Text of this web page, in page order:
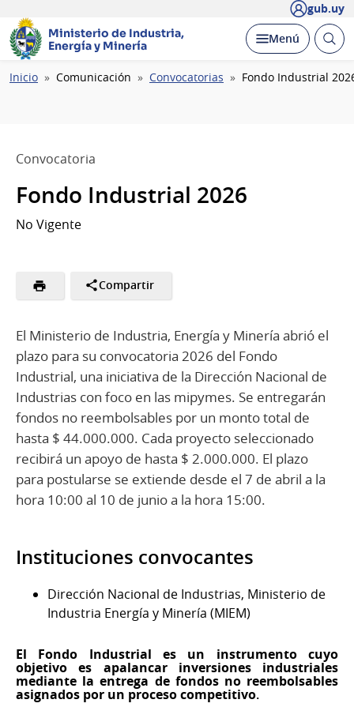
gub.uy
Ministerio de Industria,
Energía y Minería
Desplegar
Menú Abrir
Ruta
Inicio Comunicación Convocatorias Fondo Industrial
Convocatoria
Fondo Industrial 2026
No Vigente
Compartir
El Ministerio de Industria, Energía y Minería abrió el
plazo para su convocatoria 2026 del Fondo
Industrial, una iniciativa de la Dirección Nacional de
Industrias con foco en las mipymes. Se entregarán
fondos no reembolsables por un monto total de
hasta $ 44.000.000. Cada proyecto seleccionado
recibirá un apoyo de hasta $ 2.000.000. El plazo
para postularse se extiende desde el 7 de abril a la
hora 10:00 al 10 de junio a la hora 15:00.
Instituciones convocantes
Dirección Nacional de Industrias, Ministerio de
Industria Energía y Minería (MIEM)
El Fondo Industrial es un instrumento cuyo
objetivo es apalancar inversiones industriales
mediante la entrega de fondos no reembolsables
asignados por un proceso competitivo.